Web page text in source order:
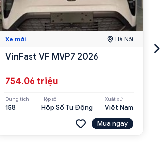
Xe mới Hà Nội
VinFast VF MVP7 2026
754.06 triệu
Dung tích
158
Hộp số
Hộp Số Tự Động
Xuất xứ
Viêt Nam
Mua ngay